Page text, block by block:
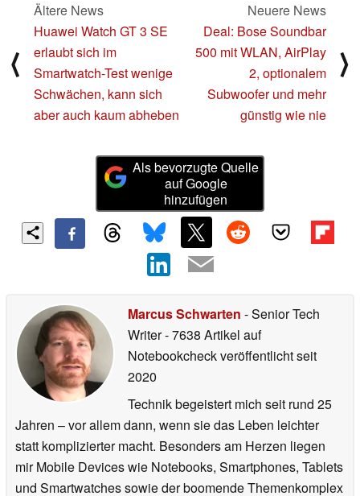
⟨
Ältere News
Huawei Watch GT 3 SE
erlaubt sich im
Smartwatch-Test wenige
Schwächen, kann sich
aber auch kaum abheben
Neuere News
Deal: Bose Soundbar
500 mit WLAN, AirPlay
2, optionalem
Subwoofer und mehr
günstig wie nie
⟩
Als bevorzugte Quelle
auf Google
hinzufügen
Marcus Schwarten - Senior Tech
Writer- 7638 Artikel auf
Notebookcheck veröffentlichtseit
2020
Technik begeistert mich seit rund 25
Jahren – vor allem dann, wenn sie das Leben leichter
statt komplizierter macht. Besonders am Herzen liegen
mir Mobile Devices wie Notebooks, Smartphones, Tablets
und Smartwatches sowie der boomende Themenkomplex